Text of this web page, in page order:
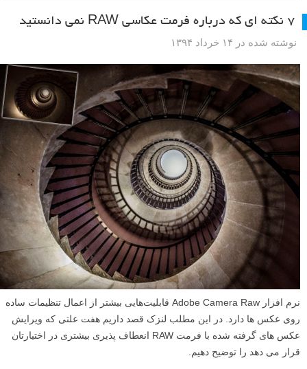
۷ نکته ای که درباره فرمت عکاسی RAW نمی دانستید
نوشته شده در ۱۴ خرداد ۱۳۹۴
نرم افزار Adobe Camera Raw قابلیت‌هایی بیشتر از اعمال تنظیمات ساده
روی عکس ها دارد. در این مطلب لنزک قصد داریم هفت علتی که ویرایش
عکس های گرفته شده با فرمت RAW انعطاف پذیری بیشتری در اختیارتان
قرار می دهد را توضیح دهیم.